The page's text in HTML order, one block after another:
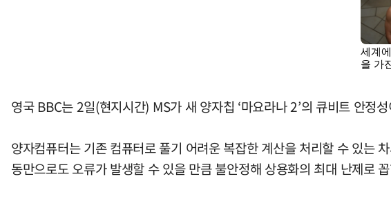
영국 BBC는 2일(현지시간) MS가 새 양자칩 ‘마요라나 2’의 큐비트 안정
양자컴퓨터는 기존 컴퓨터로 풀기 어려운 복잡한 계산을 처리할 수 있는
동만으로도 오류가 발생할 수 있을 만큼 불안정해 상용화의 최대 난제로